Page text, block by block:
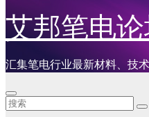
艾邦笔电
汇集笔电行业最新材料、技